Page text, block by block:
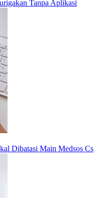
Tanpa Aplikasi
Dibatasi Main Medsos Cs